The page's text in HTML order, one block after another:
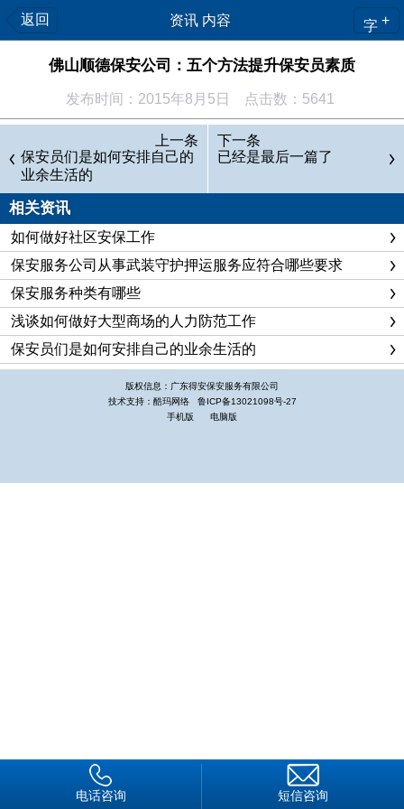
返回 资讯 内容 字 +
佛山顺德保安公司：五个方法提升保安员素质
发布时间：2015年8月5日 点击数：5641
多年来，佛山顺德保安公司一直注重保安员的素质提升，但
是保安员素质的提升不是一朝一夕之事，需要企业建立长期稳定
的管理计划，形成固定的企业文化，让素质提升在企业内部成为
固定模式。如此一来，即便人员不断流动，新到企业的保安员也
能在大环境的影响下，不断提升自己素质。佛山顺德保安公司也
总结了一些提升保安员的综合素质的方法，首先，要加强保安员
职业道德教育，严格遵守保安员职业守则。保安员职业道德主要
内容有“诚实守信、爱岗敬业、团结互助、文明服务”，这十六个
字言简意赅，内容丰富，对保安员的职业行为提出了明确要求，
是保安员职业的道德准则，也是评价保安员行为是非的标准。其
次，在制度上加强管理，在业务上加强培训，使保安员在思想上
爱岗，在工作中敬业，完善社会保险体系，不断调动保安员工作
保安员业务能力与理论知识。四是要结合保安服务质量控制标
上一条
保安员们是如何安排自己的
业余生活的
下一条
已经是最后一篇了
相关资讯
如何做好社区安保工作
保安服务公司从事武装守护押运服务应符合哪些要求
保安服务种类有哪些
浅谈如何做好大型商场的人力防范工作
保安员们是如何安排自己的业余生活的
版权信息：广东得安保安服务有限公司
技术支持：酷玛网络 鲁ICP备13021098号-27
手机版
电脑版
电话咨询 短信咨询